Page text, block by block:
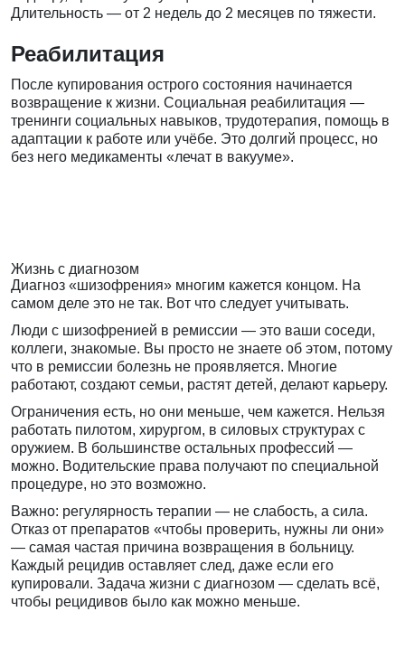
Длительность — от 2 недель до 2 месяцев по тяжести.
Реабилитация
После купирования острого состояния начинается
возвращение к жизни. Социальная реабилитация —
тренинги социальных навыков, трудотерапия, помощь в
адаптации к работе или учёбе. Это долгий процесс, но
без него медикаменты «лечат в вакууме».
Жизнь с диагнозом
Диагноз «шизофрения» многим кажется концом. На
самом деле это не так. Вот что следует учитывать.
Люди с шизофренией в ремиссии — это ваши соседи,
коллеги, знакомые. Вы просто не знаете об этом, потому
что в ремиссии болезнь не проявляется. Многие
работают, создают семьи, растят детей, делают карьеру.
Ограничения есть, но они меньше, чем кажется. Нельзя
работать пилотом, хирургом, в силовых структурах с
оружием. В большинстве остальных профессий —
можно. Водительские права получают по специальной
процедуре, но это возможно.
Важно: регулярность терапии — не слабость, а сила.
Отказ от препаратов «чтобы проверить, нужны ли они»
— самая частая причина возвращения в больницу.
Каждый рецидив оставляет след, даже если его
купировали. Задача жизни с диагнозом — сделать всё,
чтобы рецидивов было как можно меньше.